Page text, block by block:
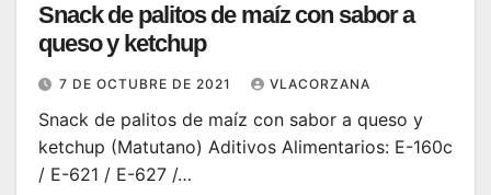
Snack de palitos de maíz con sabor a
queso y ketchup
7 DE OCTUBRE DE 2021 VLACORZANA
Snack de palitos de maíz con sabor a queso y
ketchup (Matutano) Aditivos Alimentarios: E-160c
/ E-621 / E-627 /…